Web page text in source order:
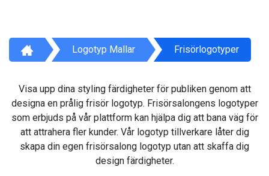
Logotyp Mallar Frisörlogotyper
Visa upp dina styling färdigheter för publiken genom att
designa en prålig frisör logotyp. Frisörsalongens logotyper
som erbjuds på vår plattform kan hjälpa dig att bana väg för
att attrahera fler kunder. Vår logotyp tillverkare låter dig
skapa din egen frisörsalong logotyp utan att skaffa dig
design färdigheter.